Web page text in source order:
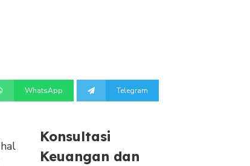
WhatsApp Telegram
hal
Konsultasi
Keuangan dan